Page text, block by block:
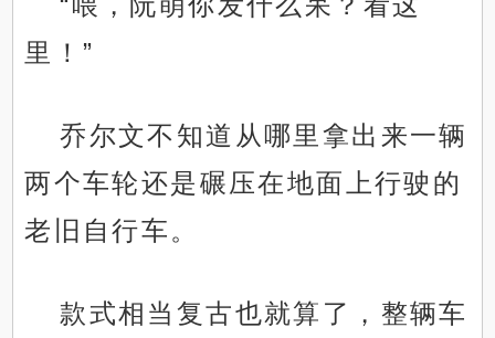
里！”
乔尔文不知道从哪里拿出来一辆
两个车轮还是碾压在地面上行驶的
老旧自行车。
款式相当复古也就算了，整辆车